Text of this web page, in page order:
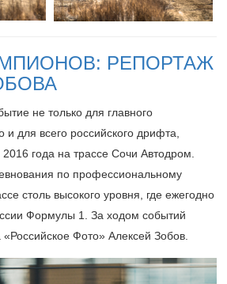
РЕПОРТАЖ
не только для главного
для всего российского дрифта,
2016 года на трассе Сочи Автодром.
по профессиональному
столь высокого уровня, где ежегодно
Формулы 1. За ходом событий
«Российское Фото» Алексей Зобов.